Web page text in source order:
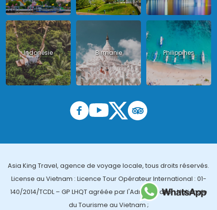
Indonésie Birmanie Philippines
Asia King Travel, agence de voyage locale, tous droits réservés.
License au Vietnam : Licence Tour Opérateur International : 01-
140/2014/TCDL – GP LHQT agréée par l'Administration Nationale
du Tourisme au Vietnam ;